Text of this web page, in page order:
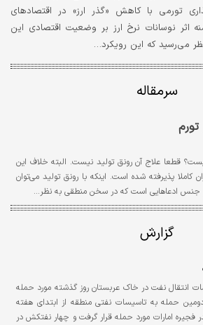
تورمی با کاهش «گذر ارز» در اقتصادهای
اثر نوسانات نرخ ارز بر وضعیت اقتصادی این
می‌رسید که این رویکرد…
سرمقاله
قطعا علاج آن رونق تولید نیست. البته خلاف این
کاملا پذیرفته شده است. اینکه با رونق تولید می‌توان
جنس ادعاهایی است که در سخن منطقی به نظر…
گزارش
انتقال نفت در خاک عربستان روز گذشته مورد حمله
حمله به تاسیسات نفتی منطقه از ابتدای هفته
فجیره امارات مورد حمله قرار گرفت و چهار نفتکش در